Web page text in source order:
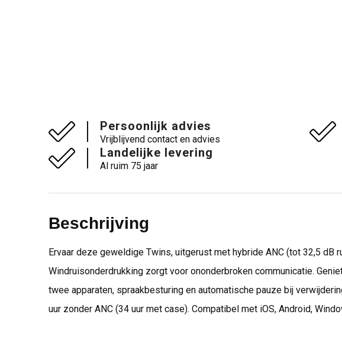
Persoonlijk advies
Vrijblijvend contact en advies
Landelijke levering
Al ruim 75 jaar
Beschrijving
Ervaar deze geweldige Twins, uitgerust met hybride ANC (tot 32,5
Windruisonderdrukking zorgt voor ononderbroken communicatie.
twee apparaten, spraakbesturing en automatische pauze bij
uur zonder ANC (34 uur met case). Compatibel met iOS, Android,